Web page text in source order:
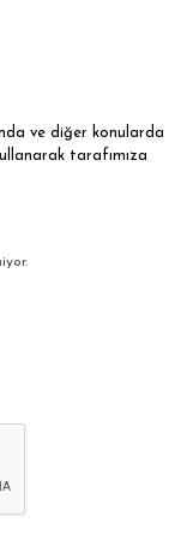
ve diğer konularda
tarafımıza